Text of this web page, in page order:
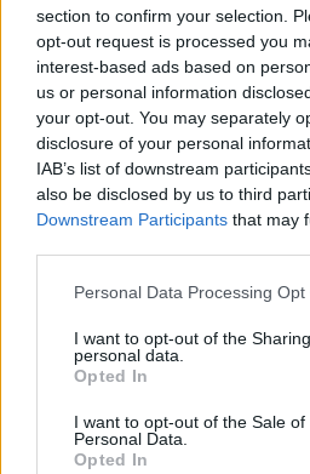
section to confirm your selection.
opt-out request is processed you
interest-based ads based on
us or personal information
your opt-out. You may separately
disclosure of your personal
IAB’s list of downstream
also be disclosed by us to third
Downstream Participants that may
Personal Data Processing Opt
I want to opt-out of the
personal data.
Opted In
I want to opt-out of the Sale of
Personal Data.
Opted In
mobilidade sustentável Smart
Virgilio
Related Posts